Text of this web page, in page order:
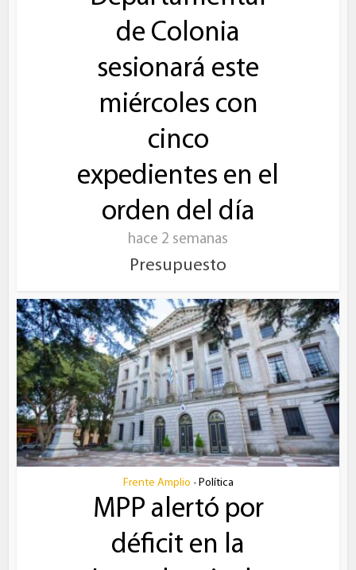
de Colonia
sesionará este
miércoles con
cinco
expedientes en el
orden del día
hace 2 semanas
Presupuesto
Frente Amplio • Política
MPP alertó por
déficit en la